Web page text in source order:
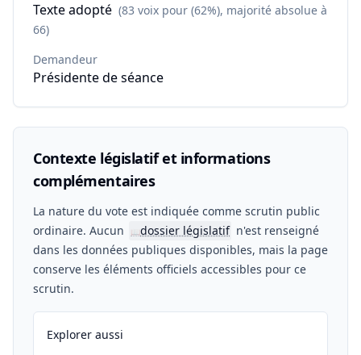
Texte adopté (83 voix pour (62%), majorité absolue à
66)
Demandeur
Présidente de séance
Contexte législatif et informations
complémentaires
La nature du vote est indiquée comme scrutin public
ordinaire. Aucun
📖dossier législatif n'est renseigné
dans les données publiques disponibles, mais la page
conserve les éléments officiels accessibles pour ce
scrutin.
Explorer aussi